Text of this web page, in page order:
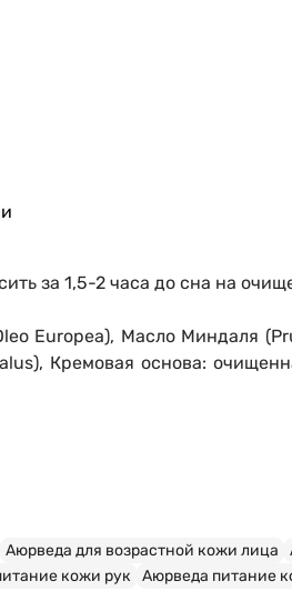
за 1,5-2 часа до сна на
Europea), Масло Миндаля
Кремовая основа:
Аюрведа для возрастной кожи лица
кожи рук Аюрведа питание